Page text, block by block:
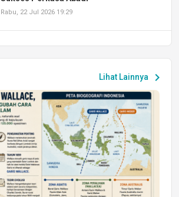
Kalimantan Timur 2 Resmikan AHASS
Sukses Perkasa Abadi
DAERAH
Laksanakan Job Fair Batch II, Hadirkan
Peluang Kerja dan Magang
Jumat, 17 Jul 2026 22:30
DAERAH
Astra Motor Kalimantan Timur 2 Dukung
Mahasiswa Samarinda dalam Astra
Honda SDGs Future Leaders 2026
Jumat, 10 Jul 2026 19:01
Lihat Lainnyachevron_right